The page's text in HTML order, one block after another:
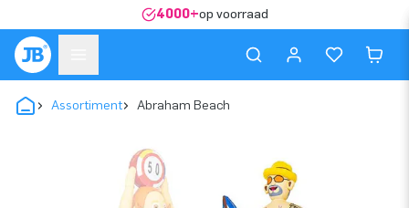
4000+op voorraad
Assortiment Abraham Beach